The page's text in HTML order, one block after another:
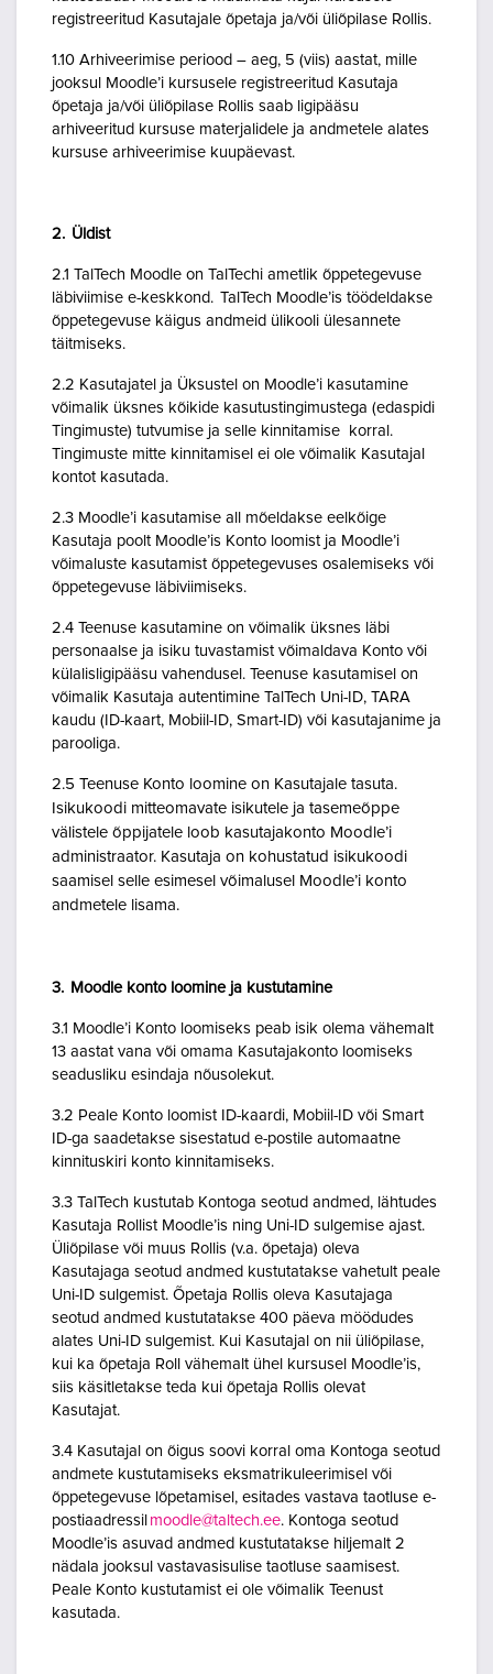
registreeritud Kasutajale õpetaja ja/või üliõpilase Rollis.
1.10 Arhiveerimise periood – aeg, 5 (viis) aastat, mille
jooksul Moodle’i kursusele registreeritud Kasutaja
õpetaja ja/või üliõpilase Rollis saab ligipääsu
arhiveeritud kursuse materjalidele ja andmetele alates
kursuse arhiveerimise kuupäevast.
2. Üldist
2.1 TalTech Moodle on TalTechi ametlik õppetegevuse
läbiviimise e-keskkond. TalTech Moodle’is töödeldakse
õppetegevuse käigus andmeid ülikooli ülesannete
täitmiseks.
2.2 Kasutajatel ja Üksustel on Moodle’i kasutamine
võimalik üksnes kõikide kasutustingimustega (edaspidi
Tingimuste) tutvumise ja selle kinnitamise korral.
Tingimuste mitte kinnitamisel ei ole võimalik Kasutajal
kontot kasutada.
2.3 Moodle’i kasutamise all mõeldakse eelkõige
Kasutaja poolt Moodle’is Konto loomist ja Moodle’i
võimaluste kasutamist õppetegevuses osalemiseks või
õppetegevuse läbiviimiseks.
2.4 Teenuse kasutamine on võimalik üksnes läbi
personaalse ja isiku tuvastamist võimaldava Konto või
külalisligipääsu vahendusel. Teenuse kasutamisel on
võimalik Kasutaja autentimine TalTech Uni-ID, TARA
kaudu (ID-kaart, Mobiil-ID, Smart-ID) või kasutajanime ja
parooliga.
2.5 Teenuse Konto loomine on Kasutajale tasuta.
Isikukoodi mitteomavate isikutele ja tasemeõppe
välistele õppijatele loob kasutajakonto Moodle’i
administraator. Kasutaja on kohustatud isikukoodi
saamisel selle esimesel võimalusel Moodle’i konto
andmetele lisama.
3. Moodle konto loomine ja kustutamine
3.1 Moodle’i Konto loomiseks peab isik olema vähemalt
13 aastat vana või omama Kasutajakonto loomiseks
seadusliku esindaja nõusolekut.
3.2 Peale Konto loomist ID-kaardi, Mobiil-ID või Smart
ID-ga saadetakse sisestatud e-postile automaatne
kinnituskiri konto kinnitamiseks.
3.3 TalTech kustutab Kontoga seotud andmed, lähtudes
Kasutaja Rollist Moodle’is ning Uni-ID sulgemise ajast.
Üliõpilase või muus Rollis (v.a. õpetaja) oleva
Kasutajaga seotud andmed kustutatakse vahetult peale
Uni-ID sulgemist. Õpetaja Rollis oleva Kasutajaga
seotud andmed kustutatakse 400 päeva möödudes
alates Uni-ID sulgemist. Kui Kasutajal on nii üliõpilase,
kui ka õpetaja Roll vähemalt ühel kursusel Moodle’is,
siis käsitletakse teda kui õpetaja Rollis olevat
Kasutajat.
3.4 Kasutajal on õigus soovi korral oma Kontoga seotud
andmete kustutamiseks eksmatrikuleerimisel või
õppetegevuse lõpetamisel, esitades vastava taotluse e-
postiaadressil moodle@taltech.ee. Kontoga seotud
Moodle’is asuvad andmed kustutatakse hiljemalt 2
nädala jooksul vastavasisulise taotluse saamisest.
Peale Konto kustutamist ei ole võimalik Teenust
kasutada.